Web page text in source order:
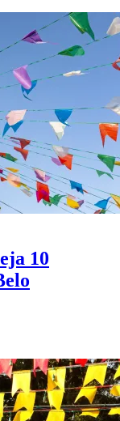
10